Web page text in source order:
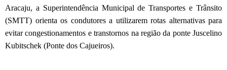
Aracaju, a Superintendência Municipal de Transportes e Trânsito
(SMTT) orienta os condutores a utilizarem rotas alternativas para
evitar congestionamentos e transtornos na região da ponte Juscelino
Kubitschek (Ponte dos Cajueiros).